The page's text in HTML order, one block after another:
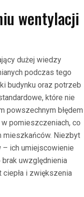
wentylacji
dużej wiedzy
podczas tego
budynku oraz potrzeb
które nie
powszechnym błędem
pomieszczeniach, co
mieszkańców. Niezbyt
– ich umiejscowienie
uwzględnienia
i zwiększenia